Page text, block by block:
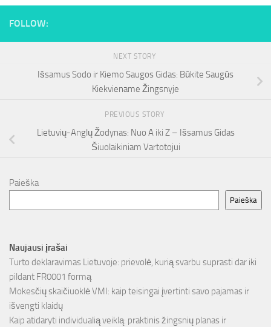
FOLLOW:
NEXT STORY
Išsamus Sodo ir Kiemo Saugos Gidas: Būkite Saugūs
Kiekviename Žingsnyje
PREVIOUS STORY
Lietuvių-Anglų Žodynas: Nuo A iki Z – Išsamus Gidas
Šiuolaikiniam Vartotojui
Paieška
Paieška
Naujausi įrašai
Turto deklaravimas Lietuvoje: prievolė, kurią svarbu suprasti dar iki
pildant FR0001 formą
Mokesčių skaičiuoklė VMI: kaip teisingai įvertinti savo pajamas ir
išvengti klaidų
Kaip atidaryti individualią veiklą: praktinis žingsnių planas ir